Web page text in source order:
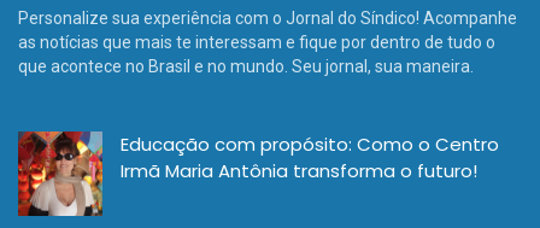
Personalize sua experiência com o Jornal do Síndico! Acompanhe
as notícias que mais te interessam e fique por dentro de tudo o
que acontece no Brasil e no mundo. Seu jornal, sua maneira.
Educação com propósito: Como o Centro
Irmã Maria Antônia transforma o futuro!